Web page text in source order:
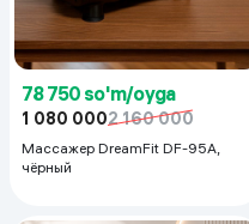
78 750 so'm/oyga
1 080 0002 160 000
Массажер DreamFit DF-95A,
чёрный